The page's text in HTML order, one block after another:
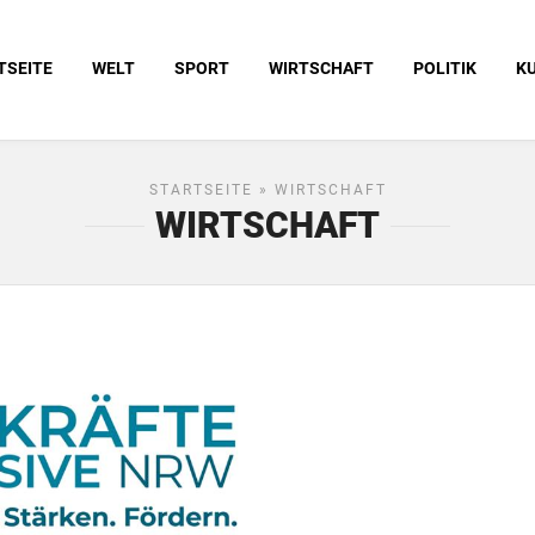
WELT SPORT WIRTSCHAFT POLITIK
STARTSEITE » WIRTSCHAFT
WIRTSCHAFT